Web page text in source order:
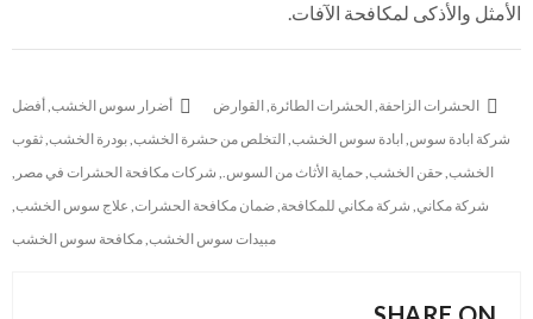
الأمثل والأذكى لمكافحة الآفات.
الحشرات الزاحفة,الحشرات الطائرة,القوارض أضرار سوس الخشب,أفضل
شركة ابادة سوس,ابادة سوس الخشب,التخلص من حشرة الخشب,بودرة الخشب,ثقوب
الخشب,حقن الخشب,حماية الأثاث من السوس., شركات مكافحة الحشرات في مصر ,
شركة مكاني, شركة مكاني للمكافحة,ضمان مكافحة الحشرات, علاج سوس الخشب,
مبيدات سوس الخشب,مكافحة سوس الخشب